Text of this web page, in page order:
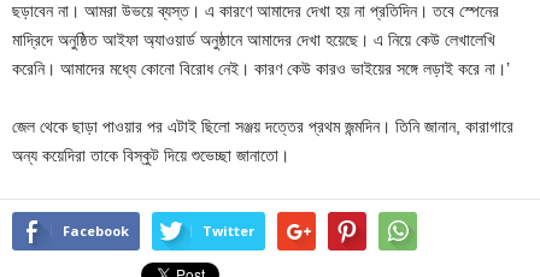
ছড়াবেন না। আমরা উভয়ে ব্যস্ত। এ কারণে আমাদের দেখা হয় না প্রতিদিন। তবে স্পেনের
মাদ্রিদে অনুষ্ঠিত আইফা অ্যাওয়ার্ড অনুষ্ঠানে আমাদের দেখা হয়েছে। এ নিয়ে কেউ লেখালেখি
করেনি। আমাদের মধ্যে কোনো বিরোধ নেই। কারণ কেউ কারও ভাইয়ের সঙ্গে লড়াই করে না।’
জেল থেকে ছাড়া পাওয়ার পর এটাই ছিলো সঞ্জয় দত্তের প্রথম জন্মদিন। তিনি জানান, কারাগারে
অন্য কয়েদিরা তাকে বিস্কুট দিয়ে শুভেচ্ছা জানাতো।
Facebook Twitter